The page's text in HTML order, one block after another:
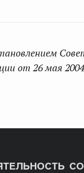
от 26 мая